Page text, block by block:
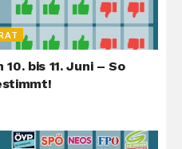
bis 11. Juni – So